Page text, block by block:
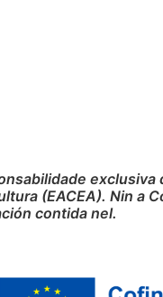
(EACEA). Nin a
contida nel.